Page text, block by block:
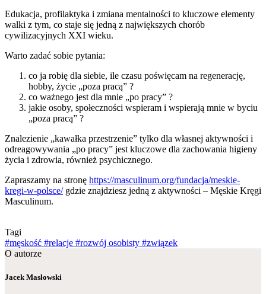
Edukacja, profilaktyka i zmiana mentalności to kluczowe elementy
walki z tym, co staje się jedną z największych chorób
cywilizacyjnych XXI wieku.
Warto zadać sobie pytania:
co ja robię dla siebie, ile czasu poświęcam na regenerację,
hobby, życie „poza pracą” ?
co ważnego jest dla mnie „po pracy” ?
jakie osoby, społeczności wspieram i wspierają mnie w byciu
„poza pracą” ?
Znalezienie „kawałka przestrzenie” tylko dla własnej aktywności i
odreagowywania „po pracy” jest kluczowe dla zachowania higieny
życia i zdrowia, również psychicznego.
Zapraszamy na stronę https://masculinum.org/fundacja/meskie-
kregi-w-polsce/gdzie znajdziesz jedną z aktywności – Męskie Kręgi
Masculinum.
Tagi
#męskość #relacje #rozwój osobisty #związek
O autorze
Jacek Masłowski